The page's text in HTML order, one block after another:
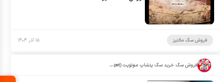
فروش سگ مالتیز ۱۵ آذر ۱۴۰۴
فروش سگ خرید سگ پتشاپ منوتوپت (manotopet)